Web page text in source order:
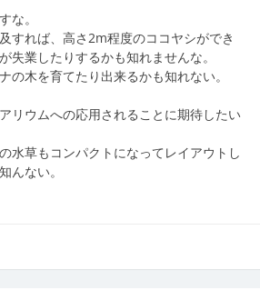
な。
すれば、高さ2m程度のココヤシができ
失業したりするかも知れませんな。
の木を育てたり出来るかも知れない。
リウムへの応用されることに期待したい
水草もコンパクトになってレイアウトし
んない。